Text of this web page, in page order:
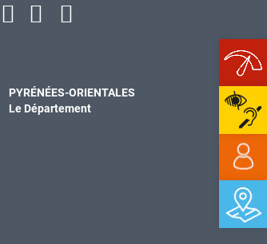
PYRÉNÉES-ORIENTALES
Le Département